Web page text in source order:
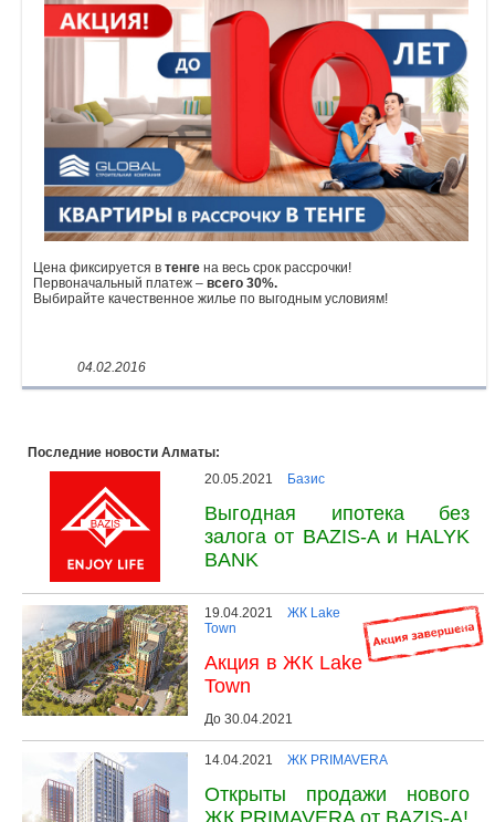
Агентства
Кабинет
Цена фиксируется в тенге на весь срок рассрочки!
Первоначальный платеж – всего 30%.
Выбирайте качественное жилье по выгодным условиям!
04.02.2016
Последние новости Алматы:
20.05.2021
Базис
Выгодная ипотека без
залога от BAZIS-A и HALYK
BANK
19.04.2021
ЖК Lake
Town
Акция в ЖК Lake
Town
До 30.04.2021
14.04.2021 ЖК PRIMAVERA
Открыты продажи нового